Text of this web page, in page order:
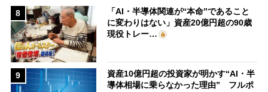
8
「AI・半導体関連が“本命”であること
に変わりはない」資産20億円超の90歳
現役トレー…
9
資産10億円超の投資家が明かす“AI・半
導体相場に乗らなかった理由” フルポ